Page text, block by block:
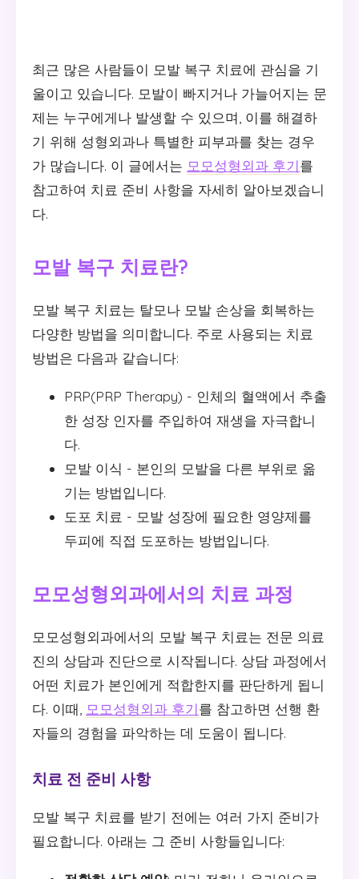
최근 많은 사람들이 모발 복구 치료에 관심을 기
울이고 있습니다. 모발이 빠지거나 가늘어지는 문
제는 누구에게나 발생할 수 있으며, 이를 해결하
기 위해 성형외과나 특별한 피부과를 찾는 경우
가 많습니다. 이 글에서는 모모성형외과 후기를
참고하여 치료 준비 사항을 자세히 알아보겠습니
다.
모발 복구 치료란?
모발 복구 치료는 탈모나 모발 손상을 회복하는
다양한 방법을 의미합니다. 주로 사용되는 치료
방법은 다음과 같습니다:
PRP(PRP Therapy) - 인체의 혈액에서 추출
한 성장 인자를 주입하여 재생을 자극합니
다.
모발 이식 - 본인의 모발을 다른 부위로 옮
기는 방법입니다.
도포 치료 - 모발 성장에 필요한 영양제를
두피에 직접 도포하는 방법입니다.
모모성형외과에서의 치료 과정
모모성형외과에서의 모발 복구 치료는 전문 의료
진의 상담과 진단으로 시작됩니다. 상담 과정에서
어떤 치료가 본인에게 적합한지를 판단하게 됩니
다. 이때,
모모성형외과 후기를 참고하면 선행 환
자들의 경험을 파악하는 데 도움이 됩니다.
치료 전 준비 사항
모발 복구 치료를 받기 전에는 여러 가지 준비가
필요합니다. 아래는 그 준비 사항들입니다: